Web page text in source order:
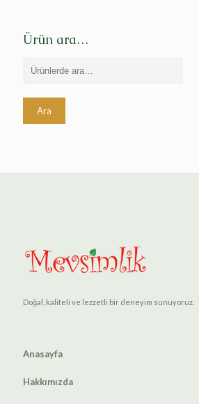
Ürün ara…
Ara
Doğal, kaliteli ve lezzetli bir deneyim sunuyoruz.
Anasayfa
Hakkımızda